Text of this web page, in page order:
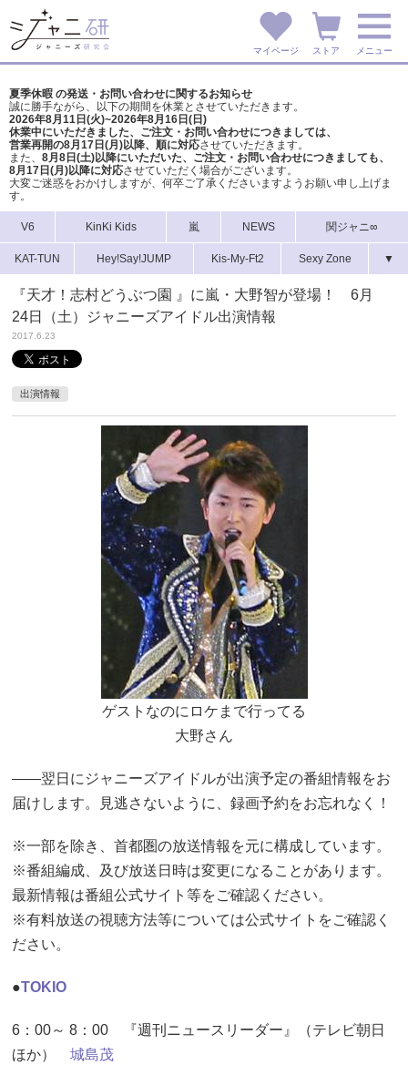
マイページ ストア メニュー
夏季休暇 の発送・お問い合わせに関するお知らせ
誠に勝手ながら、以下の期間を休業とさせていただきます。
2026年8月11日(火)~2026年8月16日(日)
休業中にいただきました、ご注文・お問い合わせにつきましては、
営業再開の8月17日(月)以降、順に対応させていただきます。
また、 8月8日(土)以降にいただいた、ご注文・ お問い合わせにつきましても、
8月17日(月)以降に対応させていただく場合がございます。
大変ご迷惑をおかけしますが、 何卒ご了承くださいますようお願い申し上げま
す。
V6 KinKi Kids 嵐 NEWS 関ジャニ∞
KAT-TUN Hey!Say!JUMP Kis-My-Ft2 Sexy Zone ▼
『天才！志村どうぶつ園 』に嵐・大野智が登場！ 6月
24日（土）ジャニーズアイドル出演情報
2017.6.23
出演情報
ゲストなのにロケまで行ってる
大野さん
――翌日にジャニーズアイドルが出演予定の番組情報をお
届けします。見逃さないように、録画予約をお忘れなく！
※一部を除き、首都圏の放送情報を元に構成しています。
※番組編成、及び放送日時は変更になることがあります。
最新情報は番組公式サイト等をご確認ください。
※有料放送の視聴方法等については公式サイトをご確認く
ださい。
●TOKIO
6：00～ 8：00 『週刊ニュースリーダー』（テレビ朝日
ほか） 城島茂